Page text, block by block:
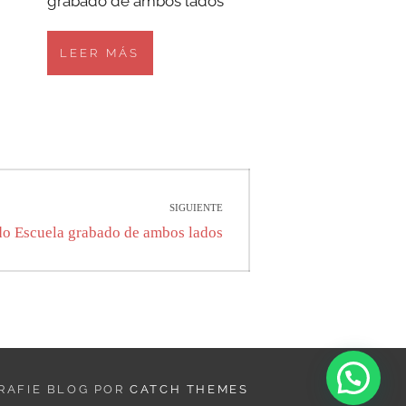
LEER MÁS
SIGUIENTE
Escuela grabado de ambos lados
BLOG PORCATCH THEMES